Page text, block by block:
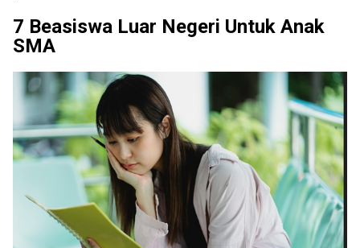
7 Beasiswa Luar Negeri Untuk Anak
SMA